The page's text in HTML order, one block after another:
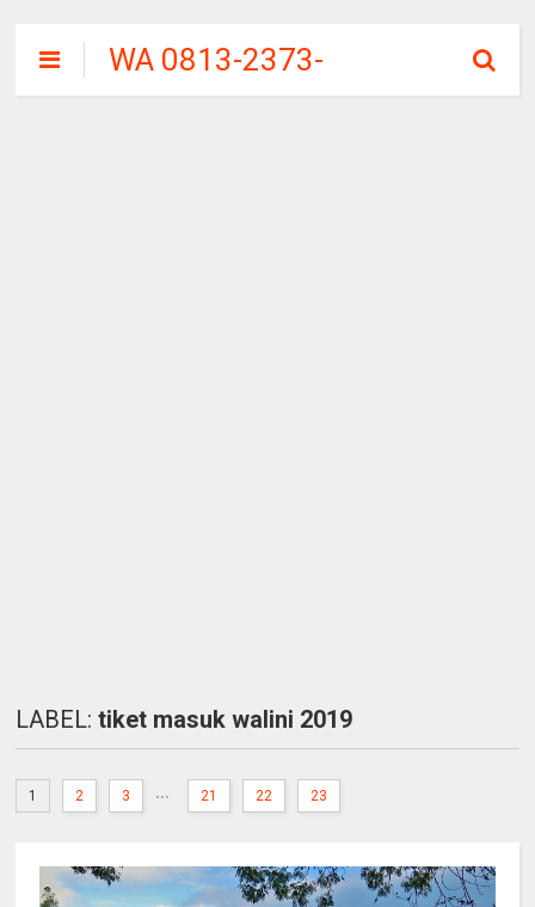
WA 0813-2373-
9973 | WALINI
LABEL:tiket masuk walini 2019
1 2 3 ... 21 22 23